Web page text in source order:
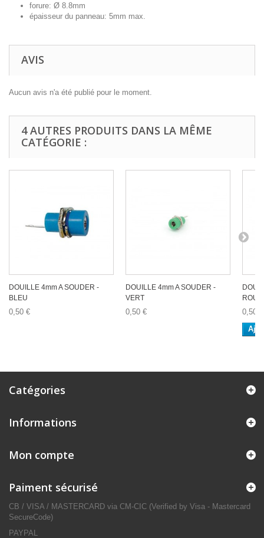
forure: Ø 8.8mm
épaisseur du panneau: 5mm max.
AVIS
Aucun avis n'a été publié pour le moment.
4 AUTRES PRODUITS DANS LA MÊME
CATÉGORIE :
DOUILLE 4mm A SOUDER -
BLEU
0,50 €
DOUILLE 4mm A SOUDER -
VERT
0,50 €
0,50 €
Catégories
Informations
Mon compte
Paiment sécurisé
CB / VISA / MASTERCARD via CM-CIC (Verified by Visa - Mastercard
SecureCode)
PAYPAL